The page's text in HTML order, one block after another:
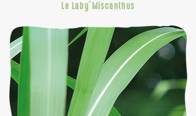
Le Laby'Miscanthus